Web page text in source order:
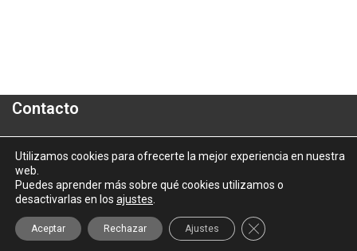
Contacto
Polígono Industrial "A Granxa"- Paralela 2- Parcela 16
informacion@aluporta.com
Tel: +34 986 337 787 - Fax: +34 986 337 778
2025 © Aluporta |Aviso Legal | Política de Privacidad
de Cookies
Utilizamos cookies para ofrecerte la mejor experiencia en nuestra
web.
Puedes aprender más sobre qué cookies utilizamos o
desactivarlas en los ajustes
Aceptar Rechazar Ajustes Cerrar el banner de